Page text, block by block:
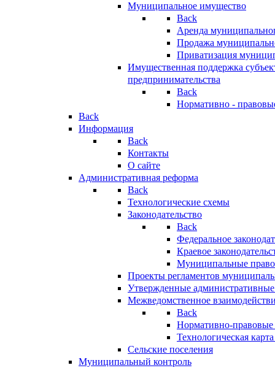
Муниципальное имущество
Back
Аренда
Продажа
Приватизация
Имущественная поддержка
предпринимательства
Back
Нормативно -
Back
Информация
Back
Контакты
О сайте
Административная реформа
Back
Технологические схемы
Законодательство
Back
Федеральное
Краевое
Муниципальные
Проекты регламентов
Утвержденные
Межведомственное
Back
Нормативно-правовые
Технологическая
Сельские поселения
Муниципальный контроль